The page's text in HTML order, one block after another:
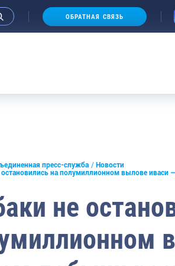
ОБРАТНАЯ СВЯЗЬ
пресс-служба
Новости
на полумиллионном вылове иваси
не